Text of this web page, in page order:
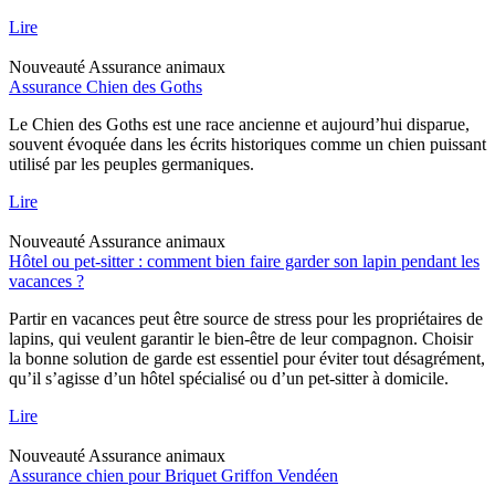
Lire
Nouveauté Assurance animaux
Assurance Chien des Goths
Le Chien des Goths est une race ancienne et aujourd’hui disparue,
souvent évoquée dans les écrits historiques comme un chien puissant
utilisé par les peuples germaniques.
Lire
Nouveauté Assurance animaux
Hôtel ou pet-sitter : comment bien faire garder son lapin pendant les
vacances ?
Partir en vacances peut être source de stress pour les propriétaires de
lapins, qui veulent garantir le bien-être de leur compagnon. Choisir
la bonne solution de garde est essentiel pour éviter tout désagrément,
qu’il s’agisse d’un hôtel spécialisé ou d’un pet-sitter à domicile.
Lire
Nouveauté Assurance animaux
Assurance chien pour Briquet Griffon Vendéen